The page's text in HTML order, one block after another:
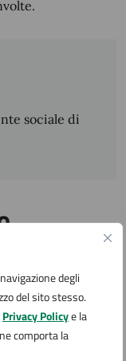
degli
del sito stesso.
Privacy Policye la
comporta la
sociale di
e altre
e le condizioni
bytes)